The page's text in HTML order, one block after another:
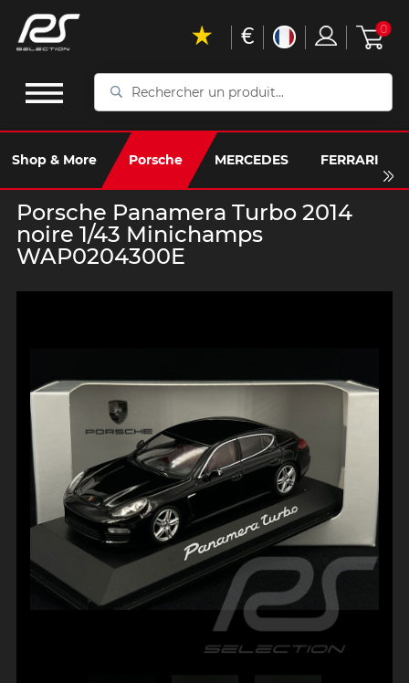
Rechercher
produit...
Shop & More Porsche MERCEDES FERRARI
€ 0
Porsche Panamera Turbo 2014
noire 1/43 Minichamps
WAP0204300E